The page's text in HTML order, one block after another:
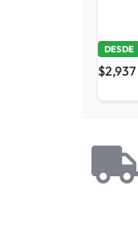
DESDE
$2,937